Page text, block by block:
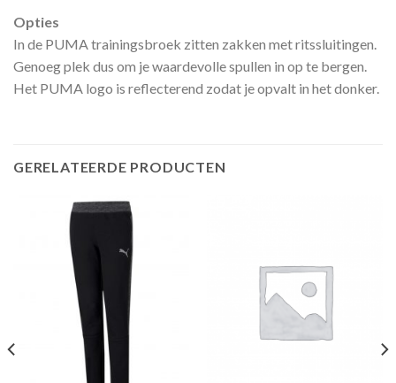
Opties
In de PUMA trainingsbroek zitten zakken met ritssluitingen.
Genoeg plek dus om je waardevolle spullen in op te bergen.
Het PUMA logo is reflecterend zodat je opvalt in het donker.
GERELATEERDE PRODUCTEN